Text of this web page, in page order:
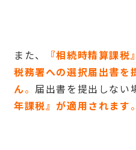
また、 『相続時精算課税』
税務署への選択届出書を
ん。 届出書を提出しない
年課税』が適用されます 。